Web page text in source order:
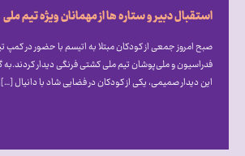
استقبال دبیر و ستاره ها از مهمانان ویژه تیم ملی
صبح امروز جمعی از کودکان مبتلا به اتیسم با حضور در کمپ
فدراسیون و ملی‌پوشان تیم ملی کشتی فرنگی دیدار
این دیدار صمیمی، یکی از کودکان در فضایی شاد با دانیال […]